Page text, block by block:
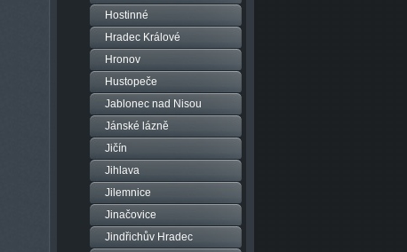
Hostinné
Hradec Králové
Hronov
Hustopeče
Jablonec nad Nisou
Jánské lázně
Jičín
Jihlava
Jilemnice
Jinačovice
Jindřichův Hradec